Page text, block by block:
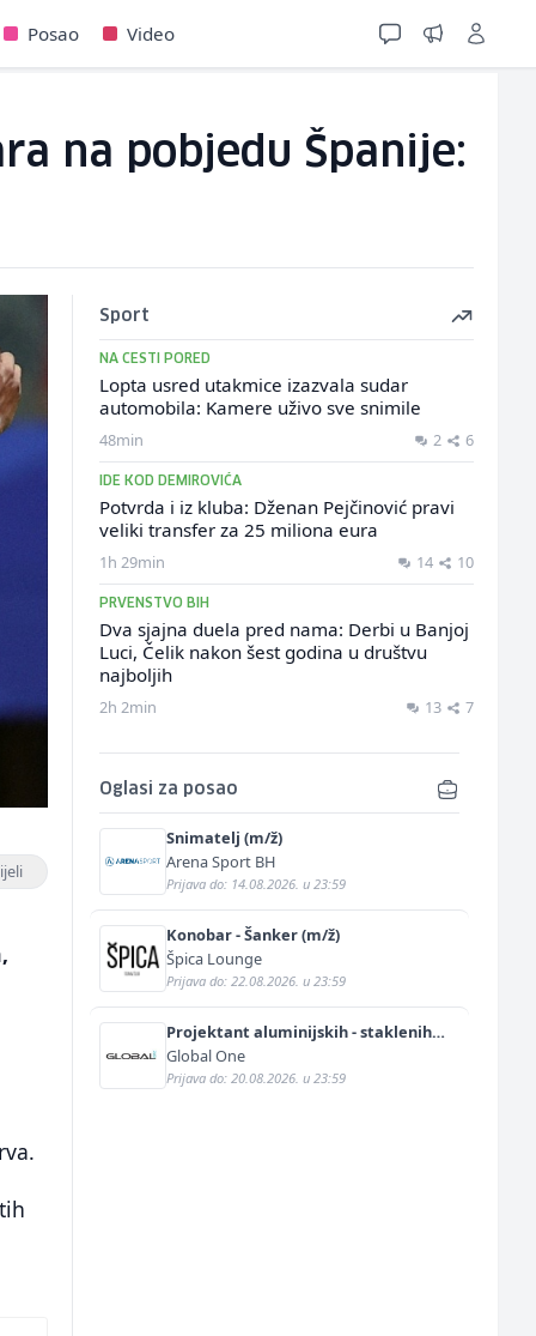
Posao Video
na pobjedu Španije:
Sport
NA CESTI PORED
Lopta usred utakmice izazvala sudar
automobila: Kamere uživo sve snimile
48min 2 6
IDE KOD DEMIROVIĆA
Potvrda i iz kluba: Dženan Pejčinović pravi
veliki transfer za 25 miliona eura
1h 29min 14 10
PRVENSTVO BIH
Dva sjajna duela pred nama: Derbi u Banjoj
Luci, Čelik nakon šest godina u društvu
najboljih
2h 2min 13 7
Oglasi za posao
Snimatelj (m/ž)
Arena Sport BH
Prijava do: 14.08.2026. u 23:59
Konobar - Šanker (m/ž)
Špica Lounge
Prijava do: 22.08.2026. u 23:59
Projektant aluminijskih - staklenih
fasada (m/ž)
Global One
Prijava do: 20.08.2026. u 23:59